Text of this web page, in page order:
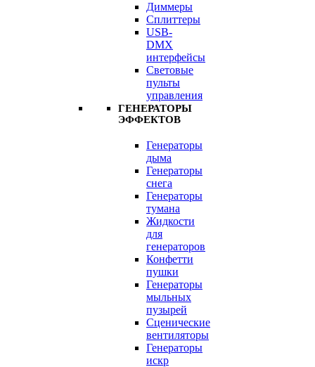
Диммеры
Сплиттеры
USB-
DMX
интерфейсы
Световые
пульты
управления
ГЕНЕРАТОРЫ
ЭФФЕКТОВ
Генераторы
дыма
Генераторы
снега
Генераторы
тумана
Жидкости
для
генераторов
Конфетти
пушки
Генераторы
мыльных
пузырей
Сценические
вентиляторы
Генераторы
искр